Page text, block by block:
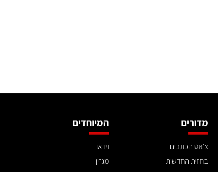
מדורים
צ'אט הכתבים
בחזית החדשות
המיוחדים
וידאו
מגזין